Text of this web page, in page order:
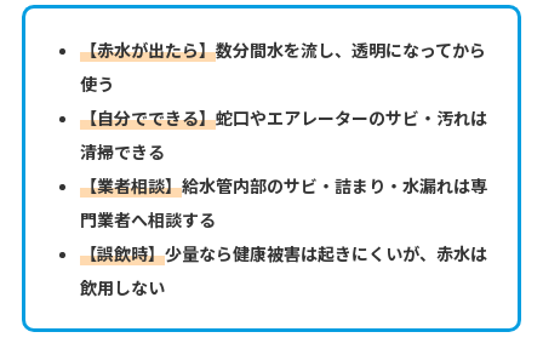
【赤水が出たら】数分間水を流し、透明になってから
使う
【自分でできる】蛇口やエアレーターのサビ・汚れは
清掃できる
【業者相談】給水管内部のサビ・詰まり・水漏れは専
門業者へ相談する
【誤飲時】少量なら健康被害は起きにくいが、赤水は
飲用しない